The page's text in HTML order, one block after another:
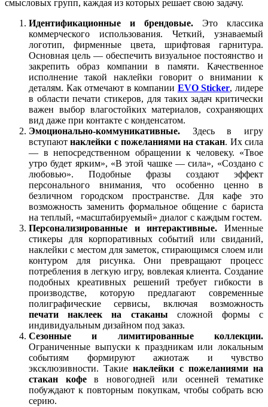
смысловых групп, каждая из которых решает свою задачу.
Идентификационные и брендовые. Это классика
коммерческого использования. Четкий, узнаваемый
логотип, фирменные цвета, шрифтовая гарнитура.
Основная цель — обеспечить визуальное постоянство и
закрепить образ компании в памяти. Качественное
исполнение такой наклейки говорит о внимании к
деталям. Как отмечают в компании EVO Sticker, лидере
в области печати стикеров, для таких задач критически
важен выбор влагостойких материалов, сохраняющих
вид даже при контакте с конденсатом.
Эмоционально-коммуникативные. Здесь в игру
вступаютнаклейки с пожеланиями на стакан. Их сила
— в непосредственном обращении к человеку. «Твое
утро будет ярким», «В этой чашке — сила», «Создано с
любовью». Подобные фразы создают эффект
персонального внимания, что особенно ценно в
безличном городском пространстве. Для кафе это
возможность заменить формальное общение с бариста
на теплый, «масштабируемый» диалог с каждым гостем.
Персонализированные и интерактивные. Именные
стикеры для корпоративных событий или свиданий,
наклейки с местом для заметок, стирающимся слоем или
контуром для рисунка. Они превращают процесс
потребления в легкую игру, вовлекая клиента. Создание
подобных креативных решений требует гибкости в
производстве, которую предлагают современные
полиграфические сервисы, включая возможность
печати наклеек на стаканы сложной формы с
индивидуальным дизайном под заказ.
Сезонные и лимитированные коллекции.
Ограниченные выпуски к праздникам или локальным
событиям формируют ажиотаж и чувство
эксклюзивности. Такиенаклейки с пожеланиями на
стакан кофев новогодней или осенней тематике
побуждают к повторным покупкам, чтобы собрать всю
серию.